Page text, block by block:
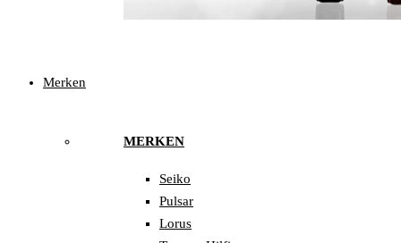
Merken
MERKEN
Seiko
Pulsar
Lorus